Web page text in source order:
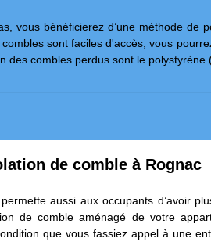
vous bénéficierez d’une méthode
sont faciles d'accès, vous
des combles perdus sont le
de comble à Rognac
aussi aux occupants d’avoir
de comble aménagé de votre
que vous fassiez appel à une